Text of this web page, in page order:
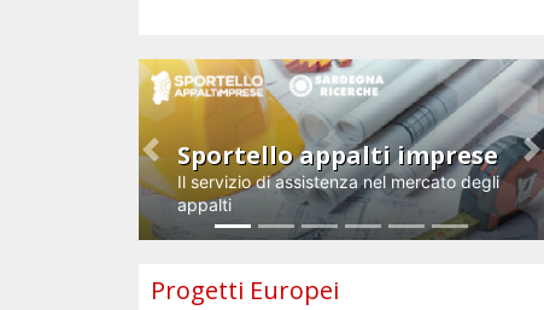
Sportello appalti imprese
Il servizio di assistenza nel mercato degli
appalti
Previous
Progetti Europei